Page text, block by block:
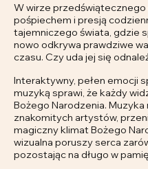
W wirze przedświątecznego
pośpiechem i presją
tajemniczego świata, gdzie
nowo odkrywa prawdziwe
czasu. Czy uda jej się
Interaktywny, pełen emocji
muzyką sprawi, że każdy
Bożego Narodzenia.
znakomitych artystów,
magiczny klimat Bożego
wizualna poruszy serca
pozostając na długo w